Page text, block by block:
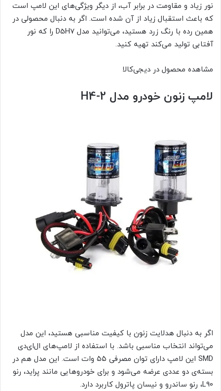
نور زیاد و مقاومت در برابر آب، از دیگر ویژگی‌های این لامپ است
که باعث استقبال زیاد از آن شده است. اگر به دنبال محصولی در
همین رده با رنگ زرد هستید، می‌توانید مدل D5H7 را که نور
آفتابی تولید می‌کند تهیه کنید.
مشاهده محصول در دیجی‌کالا
لامپ زنون خودرو مدل H4-2
اگر به دنبال هدلایت زنون با کیفیت مناسبی هستید، این مدل
می‌تواند انتخاب مناسبی باشد. با استفاده از لامپ‌های ال‌ای‌دی
SMD این لامپ دارای توان مصرفی ۵۵ وات است. این مدل هم در
بسته‌ی دو عددی عرضه می‌شود و برای خودروهایی مانند پراید، رنو
L90، رنو ساندرو و نیسان پاترول کاربرد دارد.